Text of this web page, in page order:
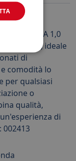
Pilot SCA 1,0
affidabile, ideale
di
comodità lo
per qualsiasi
o
qualità,
di